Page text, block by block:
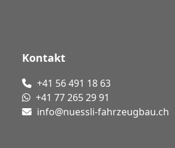
Kontakt
+41 56 491 18 63
+41 77 265 29 91
info@nuessli-fahrzeugbau.ch